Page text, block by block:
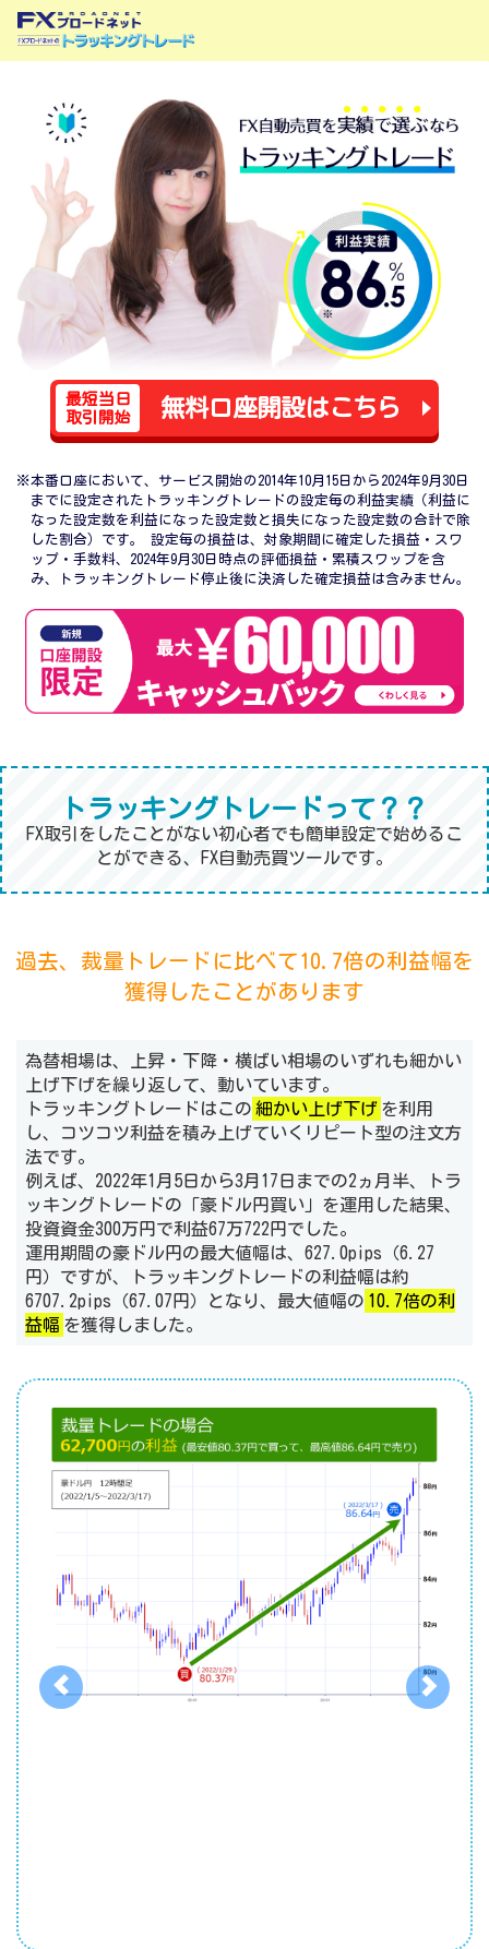
最短当日
取引開始
無料口座開設はこちら
※本番口座において、サービス開始の2014年10月15日から2024年9月30日
までに設定されたトラッキングトレードの設定毎の利益実績（利益に
なった設定数を利益になった設定数と損失になった設定数の合計で除
した割合）です。 設定毎の損益は、対象期間に確定した損益・スワ
ップ・手数料、2024年9月30日時点の評価損益・累積スワップを含
み、トラッキングトレード停止後に決済した確定損益は含みません。
トラッキングトレードって？？
FX取引をしたことがない初心者でも簡単設定で始めるこ
とができる、FX自動売買ツールです。
過去、裁量トレードに比べて10.7倍の利益幅を
獲得したことがあります
為替相場は、上昇・下降・横ばい相場のいずれも細かい
上げ下げを繰り返して、動いています。
トラッキングトレードはこの 細かい上げ下げ を利用
し、コツコツ利益を積み上げていくリピート型の注文方
法です。
例えば、2022年1月5日から3月17日までの2ヵ月半、トラ
ッキングトレードの「豪ドル円買い」を運用した結果、
投資資金300万円で利益67万722円でした。
運用期間の豪ドル円の最大値幅は、627.0pips（6.27
円）ですが、トラッキングトレードの利益幅は約
6707.2pips（67.07円）となり、最大値幅の 10.7倍の利
益幅 を獲得しました。
Next